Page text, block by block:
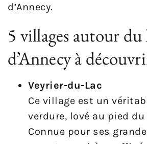
d’Annecy.
5 villages autour du
d’Annecy à
Veyrier-du-Lac
Ce village est un
verdure, lové au pied du
Connue pour ses